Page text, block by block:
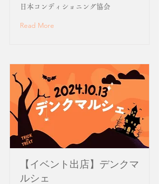
日本コンディショニング協会
Read More
【イベント出店】デンクマ
ルシェ